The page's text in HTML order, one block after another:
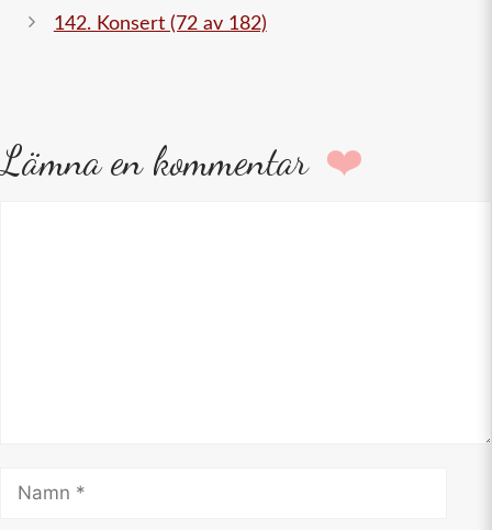
142. Konsert (72 av 182)
Lämna en kommentar
Namn